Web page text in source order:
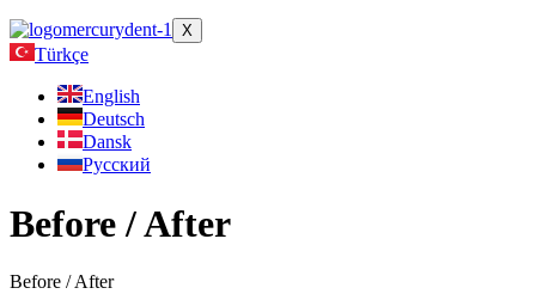
X
Türkçe
English
Deutsch
Dansk
Русский
Before / After
Before / After